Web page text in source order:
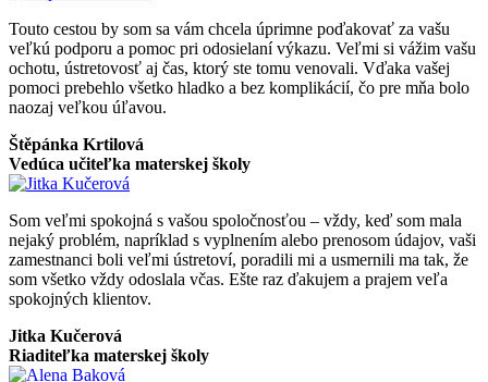
Touto cestou by som sa vám chcela úprimne poďakovať za vašu
veľkú podporu a pomoc pri odosielaní výkazu. Veľmi si vážim vašu
ochotu, ústretovosť aj čas, ktorý ste tomu venovali. Vďaka vašej
pomoci prebehlo všetko hladko a bez komplikácií, čo pre mňa bolo
naozaj veľkou úľavou.
Štěpánka Krtilová
Vedúca učiteľka materskej školy
Som veľmi spokojná s vašou spoločnosťou – vždy, keď som mala
nejaký problém, napríklad s vyplnením alebo prenosom údajov, vaši
zamestnanci boli veľmi ústretoví, poradili mi a usmernili ma tak, že
som všetko vždy odoslala včas. Ešte raz ďakujem a prajem veľa
spokojných klientov.
Jitka Kučerová
Riaditeľka materskej školy